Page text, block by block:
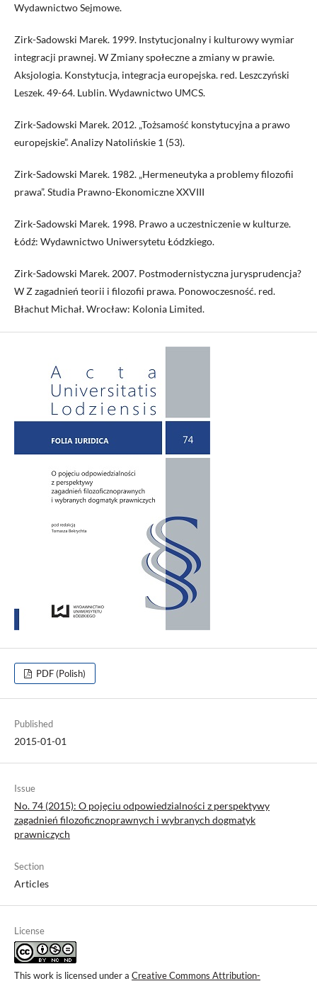
Wydawnictwo Sejmowe.
Zirk-Sadowski Marek. 1999. Instytucjonalny i kulturowy wymiar
integracji prawnej. W Zmiany społeczne a zmiany w prawie.
Aksjologia. Konstytucja, integracja europejska. red. Leszczyński
Leszek. 49-64. Lublin. Wydawnictwo UMCS.
Zirk-Sadowski Marek. 2012. „Tożsamość konstytucyjna a prawo
europejskie”. Analizy Natolińskie 1 (53).
Zirk-Sadowski Marek. 1982. „Hermeneutyka a problemy filozofii
prawa”. Studia Prawno-Ekonomiczne XXVIII
Zirk-Sadowski Marek. 1998. Prawo a uczestniczenie w kulturze.
Łódź: Wydawnictwo Uniwersytetu Łódzkiego.
Zirk-Sadowski Marek. 2007. Postmodernistyczna jurysprudencja?
W Z zagadnień teorii i filozofii prawa. Ponowoczesność. red.
Błachut Michał. Wrocław: Kolonia Limited.
PDF (Polish)
Published
2015-01-01
Issue
No. 74 (2015): O pojęciu odpowiedzialności z perspektywy
zagadnień filozoficznoprawnych i wybranych dogmatyk
prawniczych
Section
Articles
License
This work is licensed under a Creative Commons Attribution-